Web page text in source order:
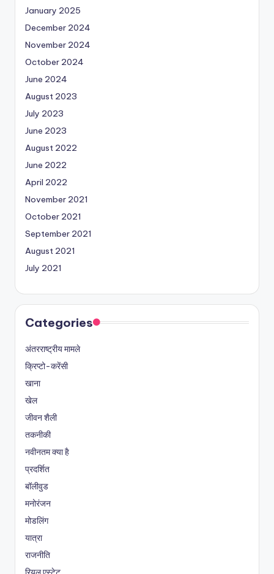
January 2025
December 2024
November 2024
October 2024
June 2024
August 2023
July 2023
June 2023
August 2022
June 2022
April 2022
November 2021
October 2021
September 2021
August 2021
July 2021
Categories
अंतरराष्ट्रीय मामले
क्रिप्टो-करेंसी
खाना
खेल
जीवन शैली
तकनीकी
नवीनतम क्या है
प्रदर्शित
बॉलीवुड
मनोरंजन
मोडलिंग
यात्रा
राजनीति